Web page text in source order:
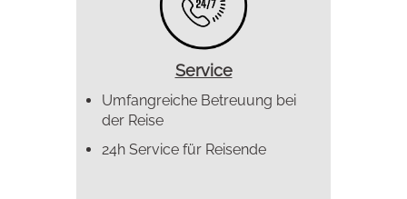
Service
Umfangreiche Betreuung bei
der Reise
24h Service für Reisende